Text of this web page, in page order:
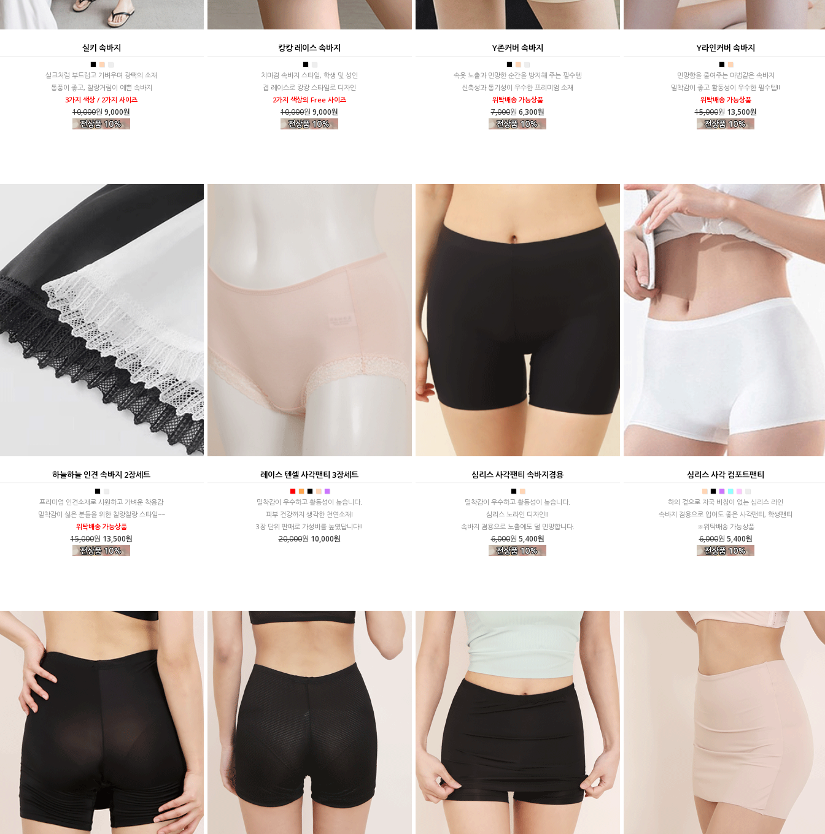
실키 속바지
■ ■ ■
실크처럼 부드럽고 가벼우며 광택의 소재
통풍이 좋고, 찰랑거림이 예쁜 속바지
3가지 색상 / 2가지 사이즈
10,000원 9,000원
캉캉 레이스 속바지
■ ■
치마겸 속바지 스타일, 학생 및 성인
겹 레이스로 캉캉 스타일로 디자인
2가지 색상의 Free 사이즈
10,000원 9,000원
Y존커버 속바지
■ ■ ■
속옷 노출과 민망한 순간을 방지해 주는 필수템
신축성과 통기성이 우수한 프리미엄 소재
위탁배송 가능상품
7,000원 6,300원
Y라인커버 속바지
■ ■
민망함을 줄여주는 마법같은 속바지
밀착감이 좋고 활동성이 우수한 필수템!!
위탁배송 가능상품
15,000원 13,500원
하늘하늘 인견 속바지 2장세트
■ ■
프리미엄 인견소재로 시원하고 가벼운 착용감
밀착감이 싫은 분들을 위한 찰랑찰랑 스타일~~
위탁배송 가능상품
15,000원 13,500원
레이스 텐셀 사각팬티 3장세트
■ ■ ■ ■ ■
밀착감이 우수하고 활동성이 높습니다.
피부 건강까지 생각한 천연소재!
3장 단위 판매로 가성비를 높였답니다!!
20,000원 10,000원
심리스 사각팬티 속바지겸용
■ ■
밀착감이 우수하고 활동성이 높습니다.
심리스 노라인 디자인!!
속바지 겸용으로 노출에도 덜 민망합니다.
6,000원 5,400원
심리스 사각 컴포트팬티
■ ■ ■ ■ ■ ■
하의 겉으로 자국 비침이 없는 심리스 라인
속바지 겸용으로 입어도 좋은 사각팬티, 학생팬티
※위탁배송 가능상품
6,000원 5,400원